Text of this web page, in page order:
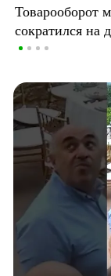
Товарооборот
сократился на